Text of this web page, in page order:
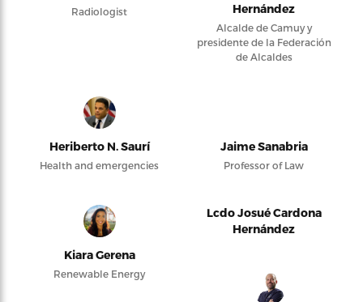
Radiologist
Hernández
Alcalde de Camuy y
presidente de la Federación
de Alcaldes
Heriberto N. Saurí
Health and emergencies
Jaime Sanabria
Professor of Law
Kiara Gerena
Renewable Energy
Lcdo Josué Cardona
Hernández